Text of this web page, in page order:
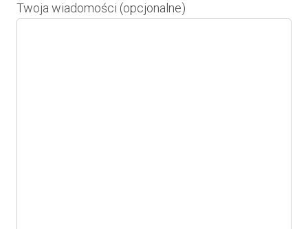
Twoja wiadomości (opcjonalne)